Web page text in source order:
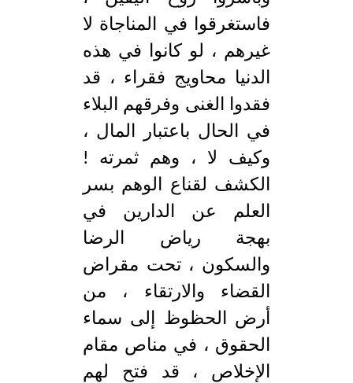
فاستغرقوا في المناجاة لا
غيرهم ، لو كانوا في هذه
الدنيا محاويج فقراء ، قد
فقدوا الغنى وفرقهم البلاء
في الحال باعتبار المال ،
وكيف لا ، وهم ثمرته !
الكشف لقناع الوهم بسر
العلم عن الدارين في
بهجة رياض الرضا
والسكون ، تحت مقراض
القضاء والارتقاء ، من
أرض الحظوظ إلى سماء
الحقوق ، في مناص مقام
الإخلاص ، قد فتح لهم